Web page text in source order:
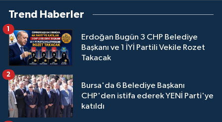
Trend Haberler
Erdoğan Bugün 3 CHP Belediye
Başkanı ve 1 İYİ Partili Vekile Rozet
Takacak
1
Bursa'da 6 Belediye Başkanı
CHP'den istifa ederek YENİ Parti'ye
katıldı
2